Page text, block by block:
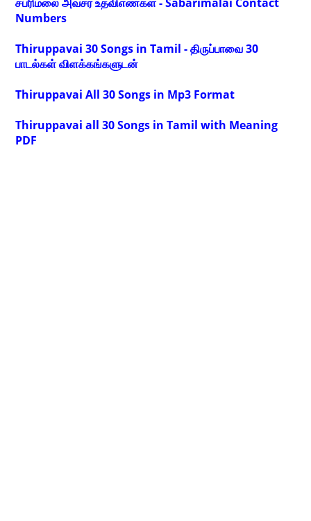
Numbers
Thiruppavai 30 Songs in Tamil - திருப்பாவை 30
பாடல்கள் விளக்கங்களுடன்
Thiruppavai All 30 Songs in Mp3 Format
Thiruppavai all 30 Songs in Tamil with Meaning
PDF